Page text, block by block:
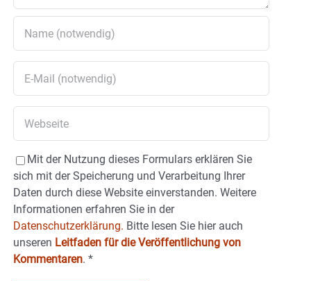
Mit der Nutzung dieses Formulars erklären Sie
sich mit der Speicherung und Verarbeitung Ihrer
Daten durch diese Website einverstanden. Weitere
Informationen erfahren Sie in der
Datenschutzerklärung. Bitte lesen Sie hier auch
unseren Leitfaden für die Veröffentlichung von
Kommentaren. *